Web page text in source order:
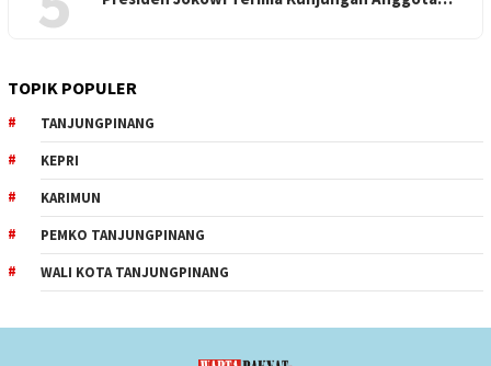
TOPIK POPULER
TANJUNGPINANG
KEPRI
KARIMUN
PEMKO TANJUNGPINANG
WALI KOTA TANJUNGPINANG